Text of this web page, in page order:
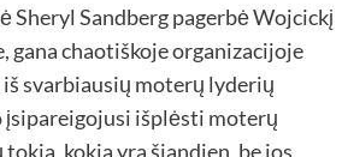
Sheryl Sandberg pagerbė Wojcickį
gana chaotiškoje organizacijoje
svarbiausių moterų lyderių
išplėsti moterų
kokia yra šiandien, be jos